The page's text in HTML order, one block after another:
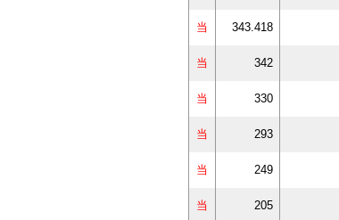
当 343.418
当 342
当 330
当 293
当 249
当 205